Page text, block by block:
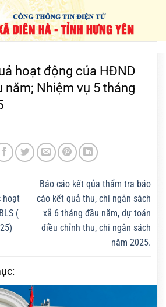
hoạt động của HĐND
năm; Nhiệm vụ 5 tháng
hoạt
(
Báo cáo kết qủa thẩm tra báo
cáo kết quả thu, chi ngân sách
xã 6 tháng đầu năm, dự toán
điều chỉnh thu, chi ngân sách
năm 2025.